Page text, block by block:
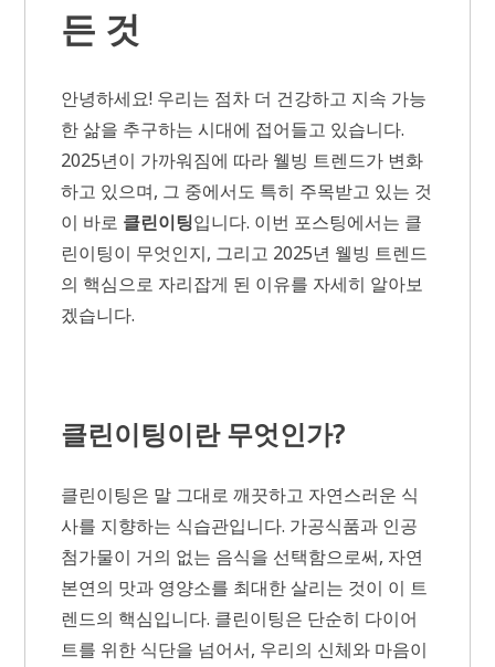
든 것
안녕하세요! 우리는 점차 더 건강하고 지속 가능
한 삶을 추구하는 시대에 접어들고 있습니다.
2025년이 가까워짐에 따라 웰빙 트렌드가 변화
하고 있으며, 그 중에서도 특히 주목받고 있는 것
이 바로 클린이팅입니다. 이번 포스팅에서는 클
린이팅이 무엇인지, 그리고 2025년 웰빙 트렌드
의 핵심으로 자리잡게 된 이유를 자세히 알아보
겠습니다.
클린이팅이란 무엇인가?
클린이팅은 말 그대로 깨끗하고 자연스러운 식
사를 지향하는 식습관입니다. 가공식품과 인공
첨가물이 거의 없는 음식을 선택함으로써, 자연
본연의 맛과 영양소를 최대한 살리는 것이 이 트
렌드의 핵심입니다. 클린이팅은 단순히 다이어
트를 위한 식단을 넘어서, 우리의 신체와 마음이